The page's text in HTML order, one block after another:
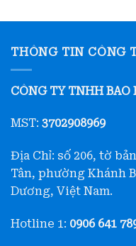
THÔNG TIN CÔNG
CÔNG TY TNHH BAO
MST: 3702908969
Địa Chỉ: số 206, tờ
Tân, phường Khánh
Dương, Việt Nam.
Hotline 1: 0906 641